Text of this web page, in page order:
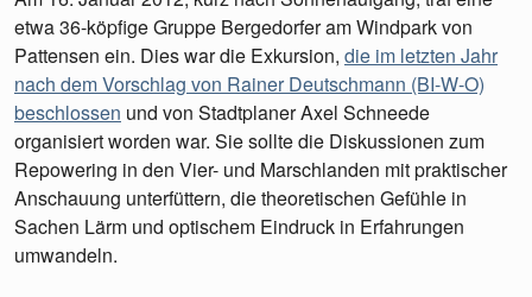
etwa 36-köpfige Gruppe Bergedorfer am Windpark von
Pattensen ein. Dies war die Exkursion, die im letzten Jahr
nach dem Vorschlag von Rainer Deutschmann (BI-W-O)
beschlossen und von Stadtplaner Axel Schneede
organisiert worden war. Sie sollte die Diskussionen zum
Repowering in den Vier- und Marschlanden mit praktischer
Anschauung unterfüttern, die theoretischen Gefühle in
Sachen Lärm und optischem Eindruck in Erfahrungen
umwandeln.